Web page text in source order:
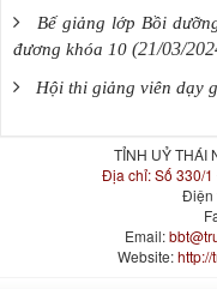
Bế giảng lớp Bồi
đương khóa 10 (21/03/
Hội thi giảng viên dạy
TỈNH UỶ THÁI
Địa chỉ:Số 330/
Điện
Email:
Website: